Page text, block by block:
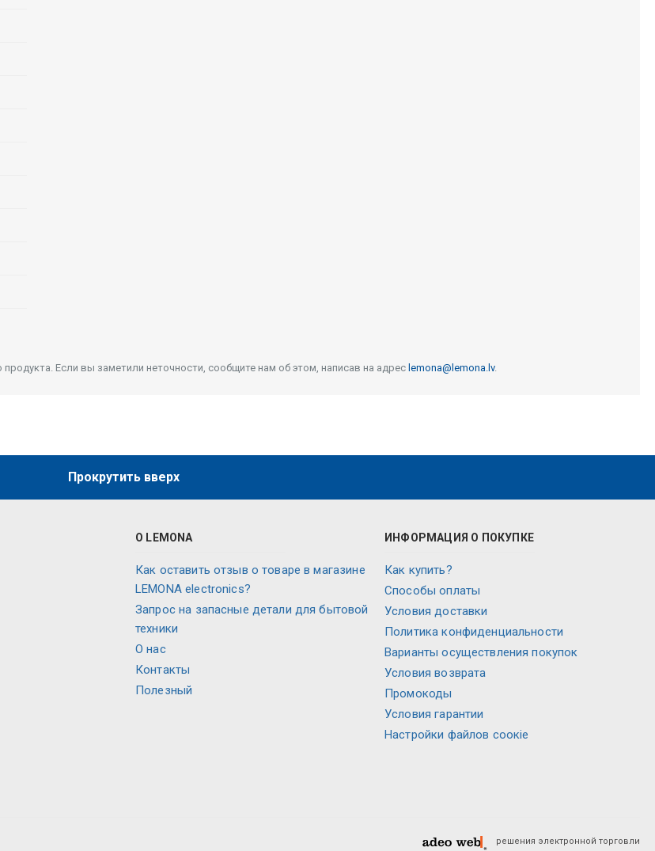
Если вы заметили неточности, сообщите нам об этом, написав на адрес lemona@lemona.lv.
Прокрутить вверх
О LEMONA
Как оставить отзыв о товаре в магазине
LEMONA electronics?
Запрос на запасные детали для бытовой
техники
О нас
Контакты
Полезный
ИНФОРМАЦИЯ О ПОКУПКЕ
Как купить?
Способы оплаты
Условия доставки
Политика конфиденциальности
Варианты осуществления покупок
Условия возврата
Промокоды
Условия гарантии
Настройки файлов соокіе
решения электронной торговли